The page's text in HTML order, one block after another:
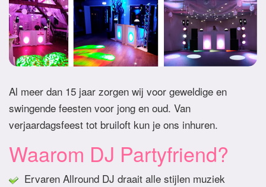
Al meer dan 15 jaar zorgen wij voor geweldige en
swingende feesten voor jong en oud. Van
verjaardagsfeest tot bruiloft kun je ons inhuren.
Waarom DJ Partyfriend?
Ervaren Allround DJ draait alle stijlen muziek